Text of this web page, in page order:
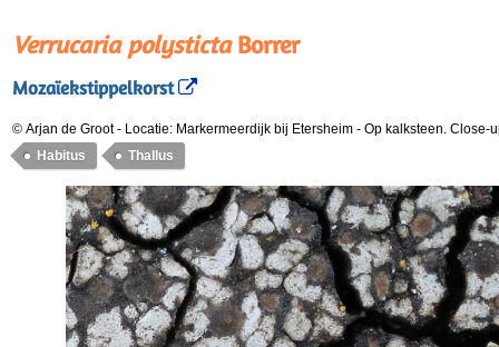
Verrucaria polystictaBorrer
Mozaïekstippelkorst
© Arjan de Groot- Locatie: Markermeerdijk bij Etersheim - Op kalksteen. Close-
Habitus
Thallus